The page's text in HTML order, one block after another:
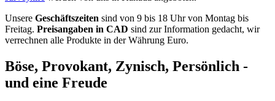
Unsere Geschäftszeiten sind von 9 bis 18 Uhr von Montag bis
Freitag. Preisangaben in CAD sind zur Information gedacht, wir
verrechnen alle Produkte in der Währung Euro.
Böse, Provokant, Zynisch, Persönlich -
und eine Freude